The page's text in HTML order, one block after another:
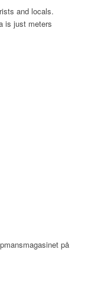
and locals.
is just meters
på